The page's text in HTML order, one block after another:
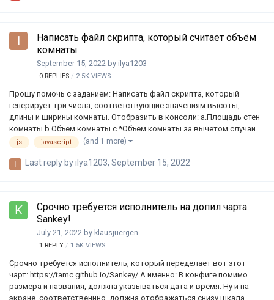
Установка и настройка Яндекс Метрики, Google Analytics, Facebook
Pixel и др.- Форма обратной связи для отправки з…
Написать файл скрипта, который считает объём
комнаты
September 15, 2022 by ilya1203
0 REPLIES 2.5K VIEWS
Прошу помочь с заданием: Написать файл скрипта, который
генерирует три числа, соответствующие значениям высоты,
длины и ширины комнаты. Отобразить в консоли: a.Площадь стен
комнаты b.Объём комнаты c.*Объём комнаты за вычетом случайно
сгенерированного количества чисел, которые определяет объёмы
последством консоли) (заранее огромное спасибо)
Last reply byilya1203, September 15, 2022
js javascript (and 1 more)
Срочно требуется исполнитель на допил чарта
Sankey!
July 21, 2022 by klausjuergen
1 REPLY 1.5K VIEWS
Срочно требуется исполнитель, который переделает вот этот
чарт: https://tamc.github.io/Sankey/ А именно: В конфиге помимо
размера и названия, должна указываться дата и время. Ну и на
экране, соответственнно, должна отображаться снизу шкала